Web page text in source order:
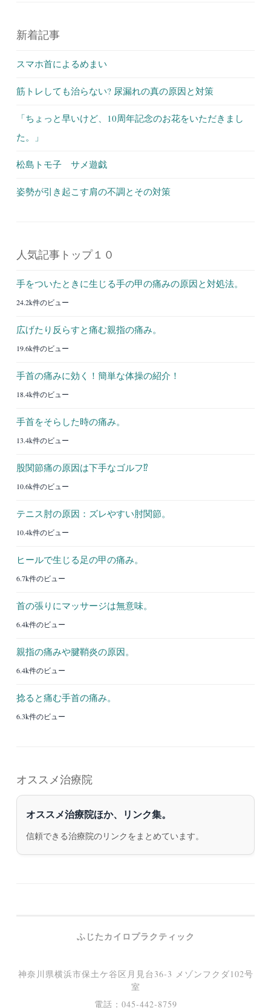
新着記事
スマホ首によるめまい
筋トレしても治らない? 尿漏れの真の原因と対策
「ちょっと早いけど、10周年記念のお花をいただきまし
た。」
松島トモ子 サメ遊戯
姿勢が引き起こす肩の不調とその対策
人気記事トップ１０
手をついたときに生じる手の甲の痛みの原因と対処法。
24.2k件のビュー
広げたり反らすと痛む親指の痛み。
19.6k件のビュー
手首の痛みに効く！簡単な体操の紹介！
18.4k件のビュー
手首をそらした時の痛み。
13.4k件のビュー
股関節痛の原因は下手なゴルフ⁉︎
10.6k件のビュー
テニス肘の原因：ズレやすい肘関節。
10.4k件のビュー
ヒールで生じる足の甲の痛み。
6.7k件のビュー
首の張りにマッサージは無意味。
6.4k件のビュー
親指の痛みや腱鞘炎の原因。
6.4k件のビュー
捻ると痛む手首の痛み。
6.3k件のビュー
オススメ治療院
オススメ治療院ほか、リンク集。
信頼できる治療院のリンクをまとめています。
ふじたカイロプラクティック
神奈川県横浜市保土ケ谷区月見台36-3 メゾンフクダ102号
室
電話：045-442-8759